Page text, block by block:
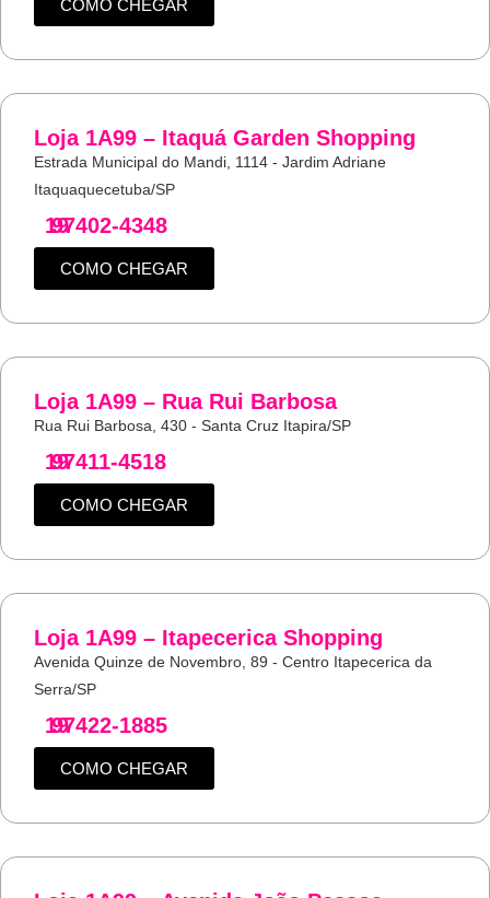
COMO CHEGAR
Loja 1A99 – Itaquá Garden Shopping
Estrada Municipal do Mandi, 1114 - Jardim Adriane
Itaquaquecetuba/SP
19
97402-4348
COMO CHEGAR
Loja 1A99 – Rua Rui Barbosa
Rua Rui Barbosa, 430 - Santa Cruz Itapira/SP
19
97411-4518
COMO CHEGAR
Loja 1A99 – Itapecerica Shopping
Avenida Quinze de Novembro, 89 - Centro Itapecerica da
Serra/SP
19
97422-1885
COMO CHEGAR